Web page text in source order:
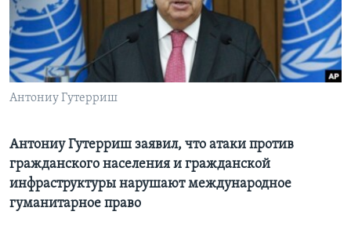
Learning English
СОЦИАЛЬНЫЕ СЕТИ
Языки
Антониу Гутерриш
Антониу Гутерриш заявил, что атаки против
гражданского населения и гражданской
инфраструктуры нарушают международное
гуманитарное право